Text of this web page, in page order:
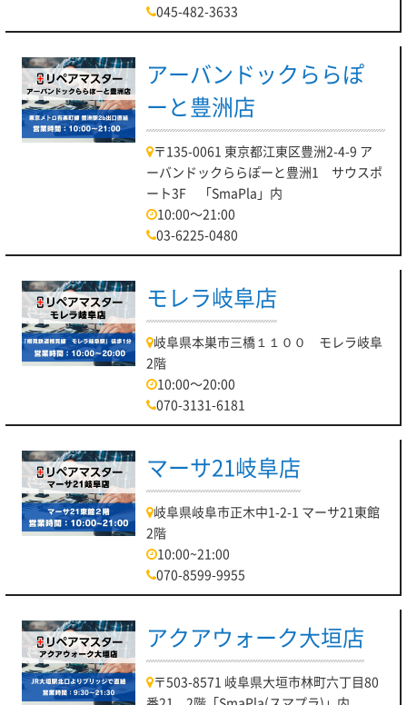
045-482-3633
アーバンドックららぽ
ーと豊洲店
〒135-0061 東京都江東区豊洲2-4-9 ア
ーバンドックららぽーと豊洲1 サウスポ
ート3F 「SmaPla」内
10:00～21:00
03-6225-0480
モレラ岐阜店
岐阜県本巣市三橋１１００ モレラ岐阜
2階
10:00～20:00
070-3131-6181
マーサ21岐阜店
岐阜県岐阜市正木中1-2-1 マーサ21東館
2階
10:00~21:00
070-8599-9955
アクアウォーク大垣店
〒503-8571 岐阜県大垣市林町六丁目80